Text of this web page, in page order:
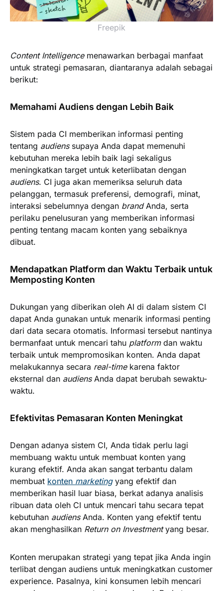
Freepik
Content Intelligencemenawarkan berbagai manfaat
untuk strategi pemasaran, diantaranya adalah sebagai
berikut:
Memahami Audiens dengan Lebih Baik
Sistem pada CI memberikan informasi penting
tentang audienssupaya Anda dapat memenuhi
kebutuhan mereka lebih baik lagi sekaligus
meningkatkan target untuk keterlibatan dengan
audiens. CI juga akan memeriksa seluruh data
pelanggan, termasuk preferensi, demografi, minat,
interaksi sebelumnya dengan brandAnda, serta
perilaku penelusuran yang memberikan informasi
penting tentang macam konten yang sebaiknya
dibuat.
Mendapatkan Platform dan Waktu Terbaik untuk
Memposting Konten
Dukungan yang diberikan oleh AI di dalam sistem CI
dapat Anda gunakan untuk menarik informasi penting
dari data secara otomatis. Informasi tersebut nantinya
bermanfaat untuk mencari tahu platformdan waktu
terbaik untuk mempromosikan konten. Anda dapat
melakukannya secara real-timekarena faktor
eksternal dan audiensAnda dapat berubah sewaktu-
waktu.
Efektivitas Pemasaran Konten Meningkat
Dengan adanya sistem CI, Anda tidak perlu lagi
membuang waktu untuk membuat konten yang
kurang efektif. Anda akan sangat terbantu dalam
membuat konten marketingyang efektif dan
memberikan hasil luar biasa, berkat adanya analisis
ribuan data oleh CI untuk mencari tahu secara tepat
kebutuhan audiensAnda. Konten yang efektif tentu
akan menghasilkan Return on Investmentyang besar.
Konten merupakan strategi yang tepat jika Anda ingin
terlibat dengan audiens untuk meningkatkan customer
experience. Pasalnya, kini konsumen lebih mencari